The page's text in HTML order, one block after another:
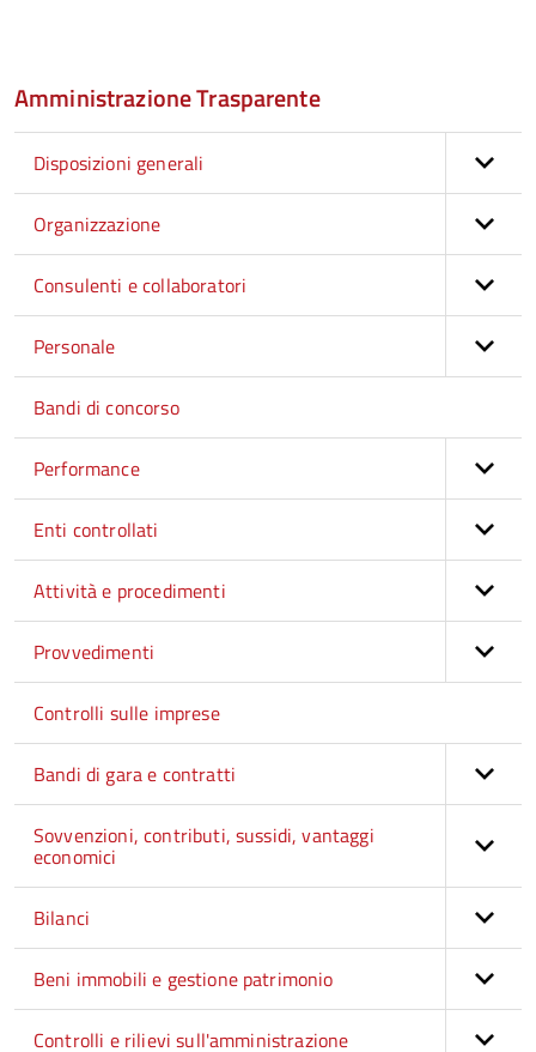
Amministrazione Trasparente
Disposizioni generali
Organizzazione
Consulenti e collaboratori
Personale
Bandi di concorso
Performance
Enti controllati
Attività e procedimenti
Provvedimenti
Controlli sulle imprese
Bandi di gara e contratti
Sovvenzioni, contributi, sussidi, vantaggi
economici
Bilanci
Beni immobili e gestione patrimonio
Controlli e rilievi sull'amministrazione